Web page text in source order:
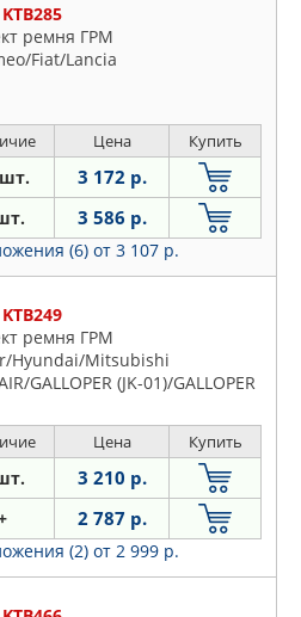
ремня ГРМ
Fiat/Lancia
Цена Купить
3 172 р.
3 586 р.
(6) от 3 107 р.
ремня ГРМ
Hyundai/Mitsubishi
GALLOPER (JK-01)/GALLOPER
I (L04 G,L14 G)/PAJERO II
W)/SARATOGA/SIGMA
SIGMA (F16A)/SONATA II (Y-
III (Y-3)/VOYAGER I (ES)/VOY
Цена Купить
3 210 р.
2 787 р.
(2) от 2 999 р.